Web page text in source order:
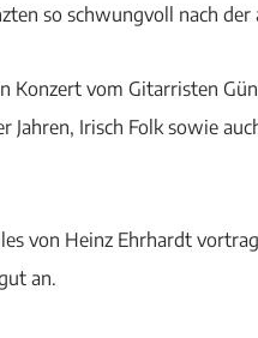
so schwungvoll nach
Konzert vom Gitarristen
Jahren, Irisch Folk sowie
von Heinz Ehrhardt
an.